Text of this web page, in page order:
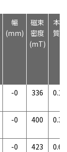
幅
(mm)
磁束
密度
(mT)
本体
質量
-0 336 0.1g
-0 400 0.3g
-0 423 0.6g